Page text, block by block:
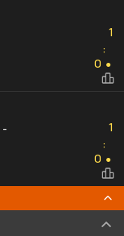
1
:
0 ●
-
1
:
0 ●